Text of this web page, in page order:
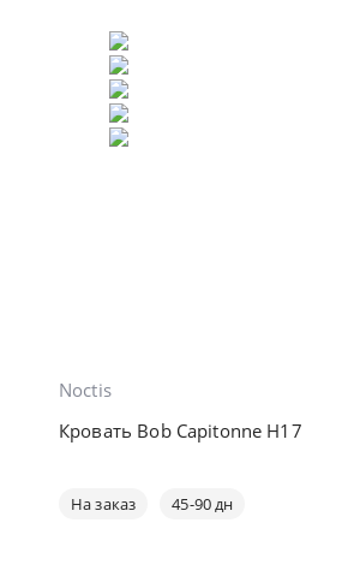
Noctis
Кровать Bob Capitonne H17
На заказ 45-90 дн